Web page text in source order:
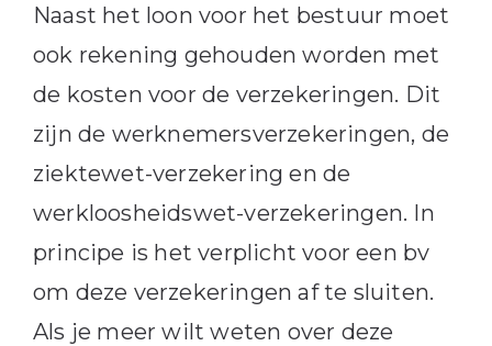
Naast het loon voor het bestuur moet
ook rekening gehouden worden met
de kosten voor de verzekeringen. Dit
zijn de werknemersverzekeringen, de
ziektewet-verzekering en de
werkloosheidswet-verzekeringen. In
principe is het verplicht voor een bv
om deze verzekeringen af te sluiten.
Als je meer wilt weten over deze